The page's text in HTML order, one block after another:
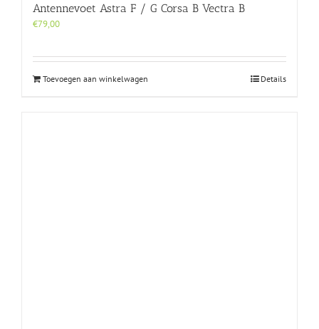
Antennevoet Astra F / G Corsa B Vectra B
€79,00
Toevoegen aan winkelwagen Details